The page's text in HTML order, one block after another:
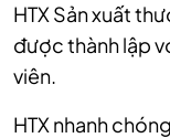
HTX Sản xuất
được thành lập
viên.
HTX nhanh